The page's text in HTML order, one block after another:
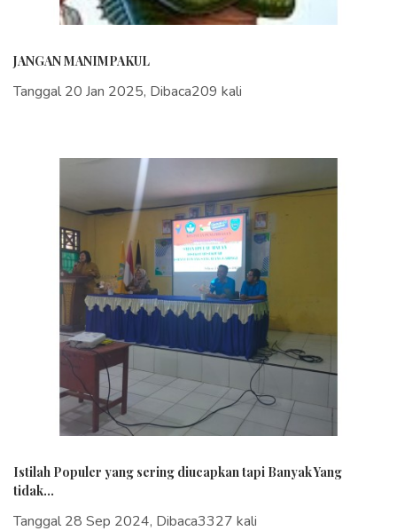
JANGAN MANIMPAKUL
Tanggal 20 Jan 2025, Dibaca209 kali
Istilah Populer yang sering diucapkan tapi Banyak Yang
tidak...
Tanggal 28 Sep 2024, Dibaca3327 kali